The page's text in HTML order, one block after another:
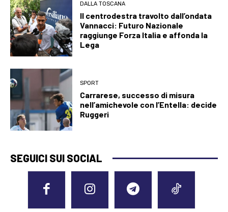
DALLA TOSCANA
Il centrodestra travolto dall’ondata
Vannacci: Futuro Nazionale
raggiunge Forza Italia e affonda la
Lega
SPORT
Carrarese, successo di misura
nell’amichevole con l’Entella: decide
Ruggeri
SEGUICI SUI SOCIAL